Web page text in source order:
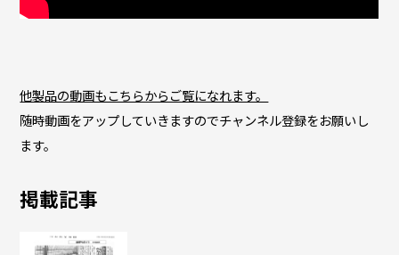
他製品の動画もこちらからご覧になれます。
随時動画をアップしていきますのでチャンネル登録をお願いし
ます。
掲載記事